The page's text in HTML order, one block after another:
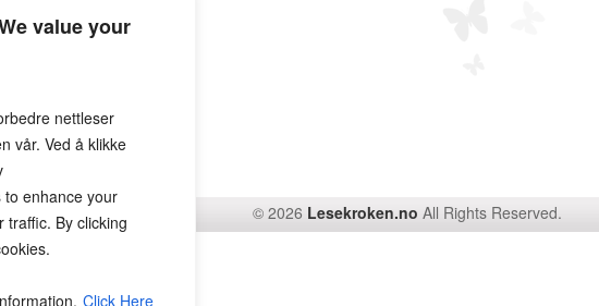
value your
nettleser
vår. Ved å klikke
to enhance your
traffic. By clicking
Click Here
© 2026 Lesekroken.no All Rights Reserved.